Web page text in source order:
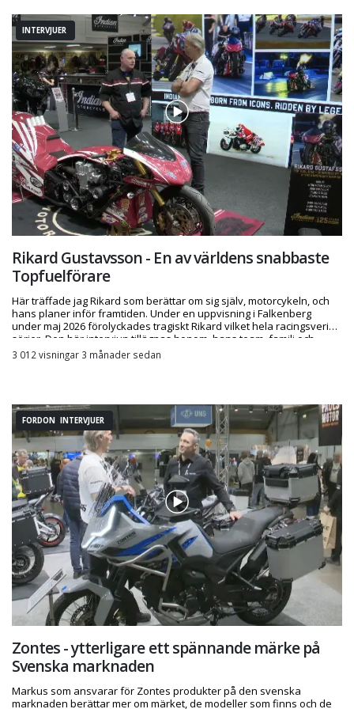
INTERVJUER
Rikard Gustavsson - En av världens snabbaste
Topfuelförare
Här träffade jag Rikard som berättar om sig själv, motorcykeln, och
hans planer inför framtiden. Under en uppvisning i Falkenberg
under maj 2026 förolyckades tragiskt Rikard vilket hela racingsverige
sörjer. Den här intervjun tillägnas honom, hans team, familj och
vänner.
3 012 visningar 3 månader sedan
FORDON INTERVJUER
Zontes - ytterligare ett spännande märke på
Svenska marknaden
Markus som ansvarar för Zontes produkter på den svenska
marknaden berättar mer om märket, de modeller som finns och de